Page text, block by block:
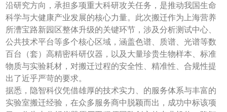
沿研究方向，承担多项重大科研攻关任务，是推动我国生命
科学与大健康产业发展的核心力量。此次搬迁作为上海营养
所漕宝路新园区整体升级的关键环节，涉及分析测试中心、
公共技术平台等多个核心区域，涵盖色谱、质谱、光谱等数
百台（套）高精密科研仪器，以及大量珍贵生物样本、标准
物质与实验耗材，对搬迁过程的安全性、精准性、合规性提
出了近乎严苛的要求。
据悉，隐智科仪凭借雄厚的技术实力、的服务体系与丰富的
实验室搬迁经验，在众多服务商中脱颖而出，成功中标该项